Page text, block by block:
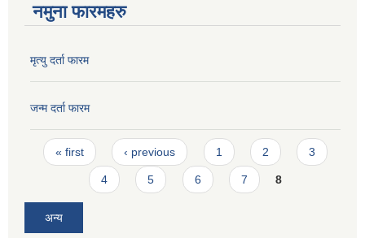
नमुना फारमहरु
मृत्यु दर्ता फारम
जन्म दर्ता फारम
Pages
« first ‹ previous 1 2 3
4 5 6 7 8
अन्य